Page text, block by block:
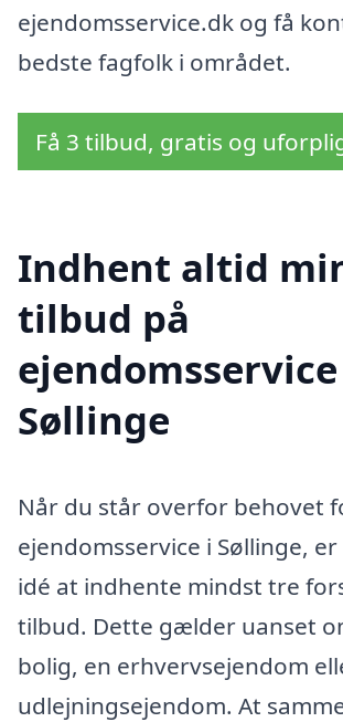
ejendomsservice.dk og få
bedste fagfolk i området.
Få 3 tilbud, gratis og
Indhent altid
tilbud på
Søllinge
Når du står overfor behovet
ejendomsservice i Søllinge,
idé at indhente mindst tre
tilbud. Dette gælder uanset
bolig, en erhvervsejendom
udlejningsejendom. At